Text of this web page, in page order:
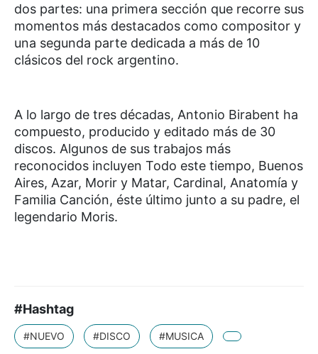
dos partes: una primera sección que recorre sus
momentos más destacados como compositor y
una segunda parte dedicada a más de 10
clásicos del rock argentino.
A lo largo de tres décadas, Antonio Birabent ha
compuesto, producido y editado más de 30
discos. Algunos de sus trabajos más
reconocidos incluyen Todo este tiempo, Buenos
Aires, Azar, Morir y Matar, Cardinal, Anatomía y
Familia Canción, éste último junto a su padre, el
legendario Moris.
#Hashtag
#NUEVO #DISCO #MUSICA